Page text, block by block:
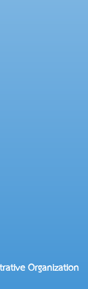
Organization